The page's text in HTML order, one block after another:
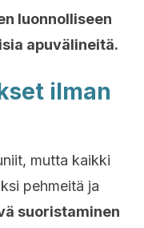
luonnolliseen
apuvälineitä.
ilman
mutta kaikki
pehmeitä ja
suoristaminen